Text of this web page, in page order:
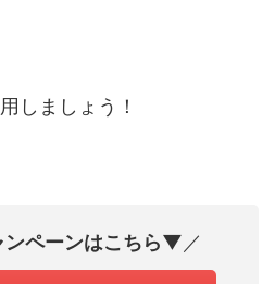
しましょう！
ペーンはこちら▼ ／